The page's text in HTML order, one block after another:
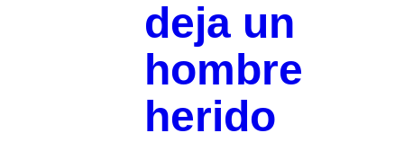
deja un
hombre
herido